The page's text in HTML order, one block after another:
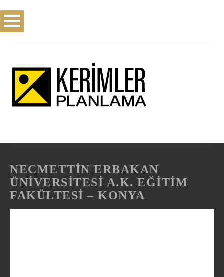
NECMETTİN ERBAKAN
ÜNİVERSİTESİ A.K. EĞİTİM
FAKÜLTESİ – KONYA